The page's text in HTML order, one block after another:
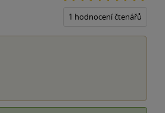
1 hodnocení čtenářů